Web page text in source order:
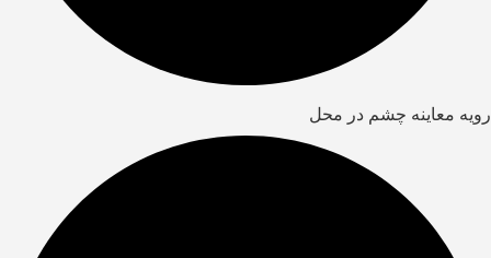
رویه معاینه چشم در محل